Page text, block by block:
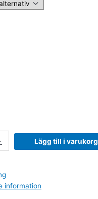
Lägg till i varukorg
information